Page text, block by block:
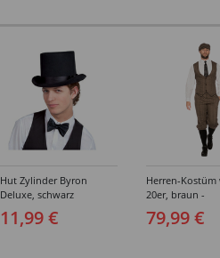
Hut Zylinder Byron
Deluxe, schwarz
11,99 €
Herren-Kostüm
20er, braun -
Verschiedene
(46-64)
79,99 €